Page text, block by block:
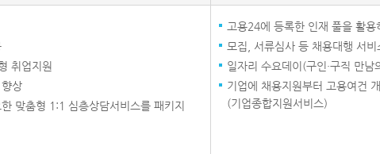
취업지원
상
맞춤형 1:1 심층상담서비스를 패키지
고용24에 등록한 인재 풀을 활
모집, 서류심사 등 채용대행 서비
일자리 수요데이(구인·구직 만남
기업에 채용지원부터 고용여건
(기업종합지원서비스)